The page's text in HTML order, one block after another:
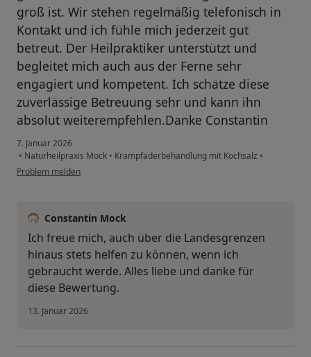
groß ist. Wir stehen regelmäßig telefonisch in
Kontakt und ich fühle mich jederzeit gut
betreut. Der Heilpraktiker unterstützt und
begleitet mich auch aus der Ferne sehr
engagiert und kompetent. Ich schätze diese
zuverlässige Betreuung sehr und kann ihn
absolut weiterempfehlen.Danke Constantin
7. Januar 2026
• Naturheilpraxis Mock • Krampfaderbehandlung mit Kochsalz •
Problem melden
Constantin Mock
Ich freue mich, auch über die Landesgrenzen
hinaus stets helfen zu können, wenn ich
gebraucht werde. Alles liebe und danke für
diese Bewertung.
13. Januar 2026